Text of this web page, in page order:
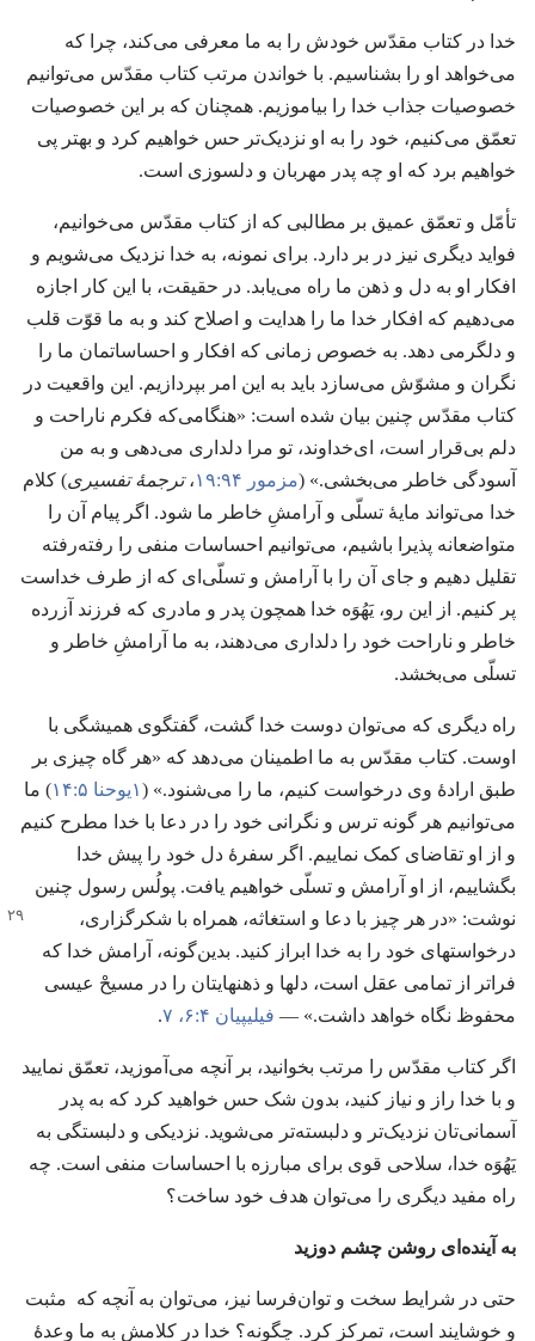
خدا در کتاب مقدّس خودش را به ما معرفی می‌کند،‏ چرا که
می‌خواهد او را بشناسیم.‏ با خواندن مرتب کتاب مقدّس می‌توانیم
خصوصیات جذاب خدا را بیاموزیم.‏ همچنان که بر این خصوصیات
تعمّق می‌کنیم،‏ خود را به او نزدیک‌تر حس خواهیم کرد و بهتر پی
خواهیم برد که او چه پدر مهربان و دلسوزی است.‏
تأمّل و تعمّق عمیق بر مطالبی که از کتاب مقدّس می‌خوانیم،‏
فواید دیگری نیز در بر دارد.‏ برای نمونه،‏ به خدا نزدیک می‌شویم و
افکار او به دل و ذهن ما راه می‌یابد.‏ در حقیقت،‏ با این کار اجازه
می‌دهیم که افکار خدا ما را هدایت و اصلاح کند و به ما قوّت قلب
و دلگرمی دهد.‏ به خصوص زمانی که افکار و احساساتمان ما را
نگران و مشوّش می‌سازد باید به این امر بپردازیم.‏ این واقعیت در
کتاب مقدّس چنین بیان شده است:‏ «هنگامی‌که فکرم ناراحت و
دلم بی‌قرار است،‏ ای‌خداوند،‏ تو مرا دلداری می‌دهی و به من
آسودگی خاطر می‌بخشی.‏» (‏مزمور ۹۴:‏۱۹ ‏،‏ترجمهٔ تفسیری‏)‏ کلام
خدا می‌تواند مایهٔ تسلّی و آرامشِ خاطر ما شود.‏ اگر پیام آن را
متواضعانه پذیرا باشیم،‏ می‌توانیم احساسات منفی را رفته‌رفته
تقلیل دهیم و جای آن را با آرامش و تسلّی‌ای که از طرف خداست
پر کنیم.‏ از این رو،‏ یَهُوَه خدا همچون پدر و مادری که فرزند آزرده
خاطر و ناراحت خود را دلداری می‌دهند،‏ به ما آرامشِ خاطر و
تسلّی می‌بخشد.‏
راه دیگری که می‌توان دوست خدا گشت،‏ گفتگوی همیشگی با
اوست.‏ کتاب مقدّس به ما اطمینان می‌دهد که «هر گاه چیزی بر
طبق ارادهٔ وی درخواست کنیم،‏ ما را می‌شنود.‏» (‏۱یوحنا ۵:‏۱۴
‏)‏ ما
می‌توانیم هر گونه ترس و نگرانی خود را در دعا با خدا مطرح کنیم
و از او تقاضای کمک نماییم.‏ اگر سفرهٔ دل خود را پیش خدا
بگشاییم،‏ از او آرامش و تسلّی خواهیم یافت.‏ پولُس رسول چنین
نوشت:‏ «در هر چیز با دعا و استغاثه،‏ همراه با شکرگزاری،‏
درخواستهای خود را به خدا ابراز کنید.‏ بدین‌گونه،‏ آرامش خدا که
فراتر از تمامی عقل است،‏ دلها و ذهنهایتان را در مسیحْ عیسی
محفوظ نگاه خواهد داشت.‏» —‏ فیلیپیان ۴:‏۶،‏ ۷ ‏.‏
اگر کتاب مقدّس را مرتب بخوانید،‏ بر آنچه می‌آموزید،‏ تعمّق نمایید
و با خدا راز و نیاز کنید،‏ بدون شک حس خواهید کرد که به پدر
آسمانی‌تان نزدیک‌تر و دلبسته‌تر می‌شوید.‏ نزدیکی و دلبستگی به
یَهُوَه خدا،‏ سلاحی قوی برای مبارزه با احساسات منفی است.‏ چه
راه مفید دیگری را می‌توان هدف خود ساخت؟‏
به آینده‌ای روشن چشم دوزید
حتی در شرایط سخت و توان‌فرسا نیز،‏ می‌توان به آنچه که مثبت
و خوشایند است،‏ تمرکز کرد.‏ چگونه؟‏ خدا در کلامش به ما وعدهٔ